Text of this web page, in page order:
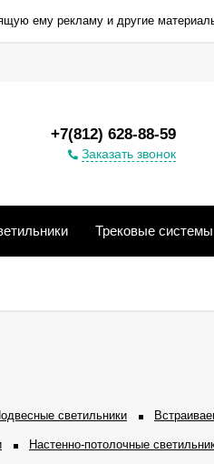
ему рекламу и другие
+7(812) 628-88-59
Заказать звонок
Трековые системы
светильники
Настенно-потолочные